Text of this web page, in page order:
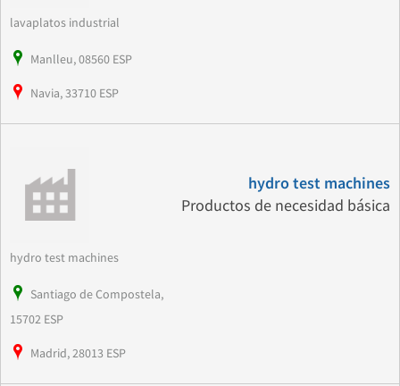
lavaplatos industrial
Manlleu, 08560 ESP
Navia, 33710 ESP
hydro test machines
Productos de necesidad básica
hydro test machines
Santiago de Compostela,
15702 ESP
Madrid, 28013 ESP